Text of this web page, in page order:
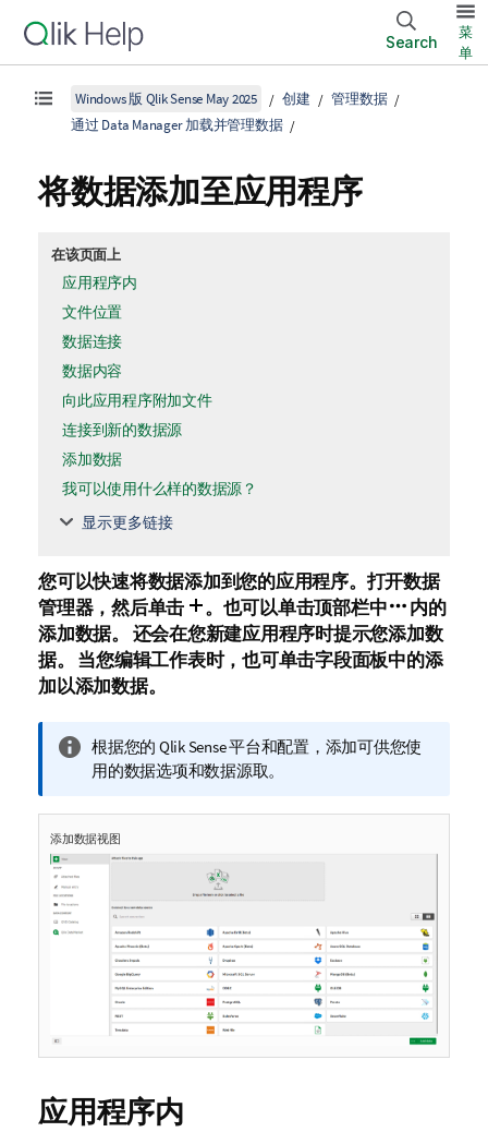
Search
菜
单
Windows 版 Qlik Sense May 2025 创建
管理数据
通过 Data Manager 加载并管理数据
将数据添加至应用程序
在该页面上
应用程序内
文件位置
数据连接
数据内容
向此应用程序附加文件
连接到新的数据源
添加数据
我可以使用什么样的数据源？
显示更多链接
您可以快速将数据添加到您的应用程序。 打开数据
管理器，然后单击 。 也可以单击顶部栏中
内的
添加数据。
还会在您新建应用程序时提示您添加数
据。 当您编辑工作表时，也可单击字段面板中的添
加以添加数据。
信
息
释
根据您的 Qlik Sense平台和配置，添加可供您使
用的数据选项和数据源取。
添加数据视图
应用程序内